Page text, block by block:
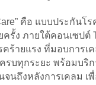
คือ แบบประกันโ
รั้ง ภายใต้คอนเซปต์
คร้ายแรง ที่มอบการเ
รบทุกระยะ พร้อมบริก
นถึงหลังการเคลม เ